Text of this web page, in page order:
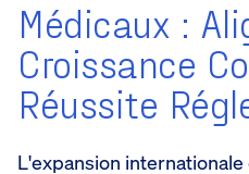
Médicaux :
Croissance
Réussite
L'expansion